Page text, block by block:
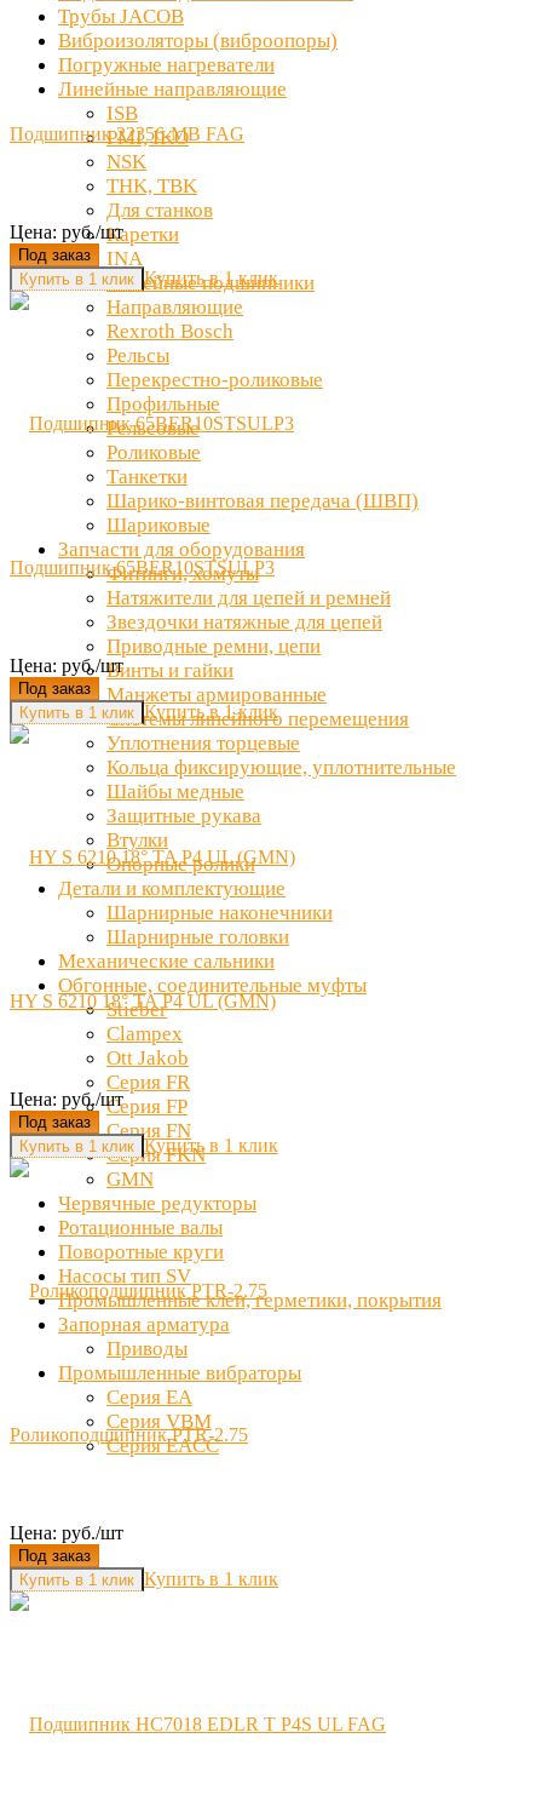
Трубы JACOB
Виброизоляторы (виброопоры)
Погружные нагреватели
Линейные направляющие
ISB
PMI, IKO
NSK
THK, TBK
Для станков
Каретки
INA
Линейные подшипники
Направляющие
Rexroth Bosch
Рельсы
Перекрестно-роликовые
Профильные
Рельсовые
Роликовые
Танкетки
Шарико-винтовая передача (ШВП)
Шариковые
Запчасти для оборудования
Фитинги, хомуты
Натяжители для цепей и ремней
Звездочки натяжные для цепей
Приводные ремни, цепи
Винты и гайки
Манжеты армированные
Системы линейного перемещения
Уплотнения торцевые
Кольца фиксирующие, уплотнительные
Шайбы медные
Защитные рукава
Втулки
Опорные ролики
Детали и комплектующие
Шарнирные наконечники
Шарнирные головки
Механические сальники
Обгонные, соединительные муфты
Stieber
Clampex
Ott Jakob
Серия FR
Серия FP
Серия FN
Серия FKN
GMN
Червячные редукторы
Ротационные валы
Поворотные круги
Насосы тип SV
Промышленные клеи, герметики, покрытия
Запорная арматура
Приводы
Промышленные вибраторы
Серия EA
Серия VBM
Серия EACC
Подшипник 22356-MB FAG
Цена: руб./шт
Под заказ
Купить в 1 клик
Подшипник 65BER10STSULP3
Цена: руб./шт
Под заказ
Купить в 1 клик
HY S 6210 18° TA P4 UL (GMN)
Цена: руб./шт
Под заказ
Купить в 1 клик
Роликоподшипник PTR-2.75
Цена: руб./шт
Под заказ
Купить в 1 клик